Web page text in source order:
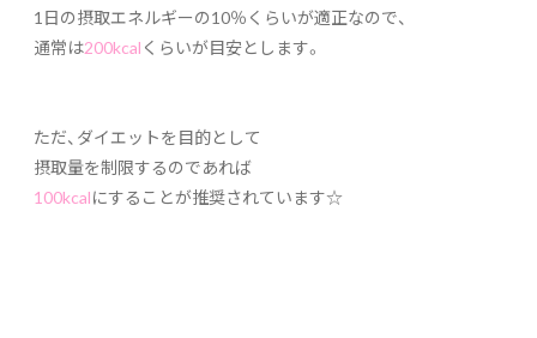
1日の摂取エネルギーの10％くらいが適正なので、
通常は200kcal くらいが目安とします。
ただ、ダイエットを目的として
摂取量を制限するのであれば
100kcalにすることが推奨されています☆